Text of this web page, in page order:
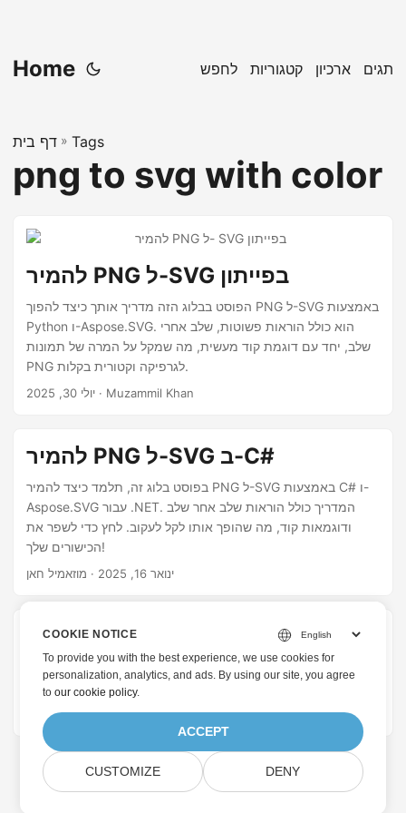
Home לחפש קטגוריות ארכיון תגים
דף בית » Tags
png to svg with color
להמיר PNG ל-SVG בפייתון
הפוסט בבלוג הזה מדריך אותך כיצד להפוך PNG ל-SVG באמצעות
Python ו-Aspose.SVG. הוא כולל הוראות פשוטות, שלב אחרי
שלב, יחד עם דוגמת קוד מעשית, מה שמקל על המרה של תמונות
PNG לגרפיקה וקטורית בקלות.
יולי 30, 2025 · Muzammil Khan
להמיר PNG ל-SVG ב-C#
בפוסט בלוג זה, תלמד כיצד להמיר PNG ל-SVG באמצעות C# ו-
Aspose.SVG עבור .NET. המדריך כולל הוראות שלב אחר שלב
ודוגמאות קוד, מה שהופך אותו לקל לעקוב. לחץ כדי לשפר את
הכישורים שלך!
ינואר 16, 2025 · מוזאמיל חאן
המרת תמונה לוקטור
במאמר זה תלמד כיצד להמיר תמונות רסטר לגרפיקה וקטורית
יולי 14, 2023 · חאן מוזמיל
COOKIE NOTICE
To provide you with the best experience, we use cookies for
personalization, analytics, and ads. By using our site, you agree
toour cookie policy.
ACCEPT
CUSTOMIZE DENY